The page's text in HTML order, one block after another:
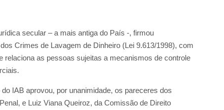
secular – a mais antiga do País -, firmou
Crimes de Lavagem de Dinheiro (Lei 9.613/1998), com
relaciona as pessoas sujeitas a mecanismos de controle
IAB aprovou, por unanimidade, os pareceres dos
e Luiz Viana Queiroz, da Comissão de Direito